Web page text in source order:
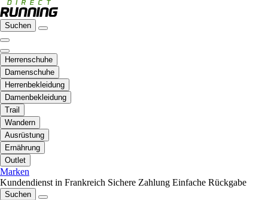
Suchen
Herrenschuhe
Damenschuhe
Herrenbekleidung
Damenbekleidung
Trail
Wandern
Ausrüstung
Ernährung
Outlet
Marken
Kundendienst in Frankreich Sichere Zahlung Einfache Rückgabe
Suchen